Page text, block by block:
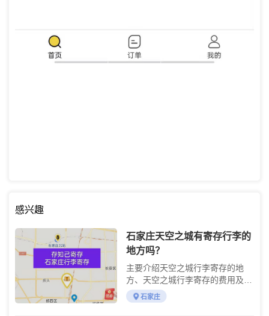
感兴趣
石家庄天空之城有寄存行李的
地方吗？
主要介绍天空之城行李寄存的地
方、天空之城行李寄存的费用及天
空之城游玩攻略
石家庄